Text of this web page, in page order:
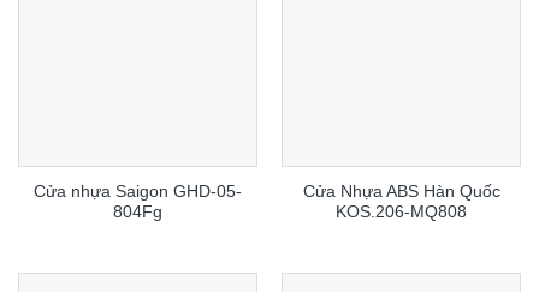
Cửa nhựa Saigon GHD-05-
804Fg
Cửa Nhựa ABS Hàn Quốc
KOS.206-MQ808